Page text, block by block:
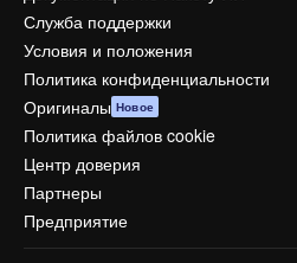
Служба поддержки
Условия и положения
Политика конфиденциальности
Оригиналы Новое
Политика файлов cookie
Центр доверия
Партнеры
Предприятие